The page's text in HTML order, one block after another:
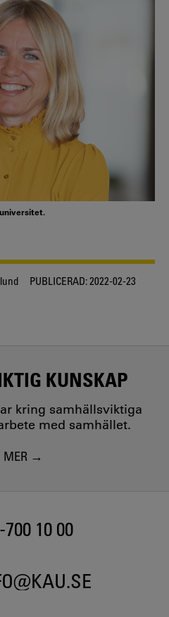
PUBLICERAD:2022-02-23
KUNSKAP
kring samhällsviktiga
med samhället.
MER
700 10 00